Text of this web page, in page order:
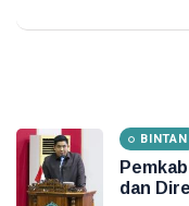
BINTAN
dan